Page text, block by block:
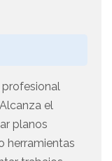
el
planos
herramientas